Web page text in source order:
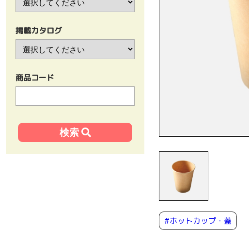
掲載カタログ
商品コード
#ホットカップ・蓋